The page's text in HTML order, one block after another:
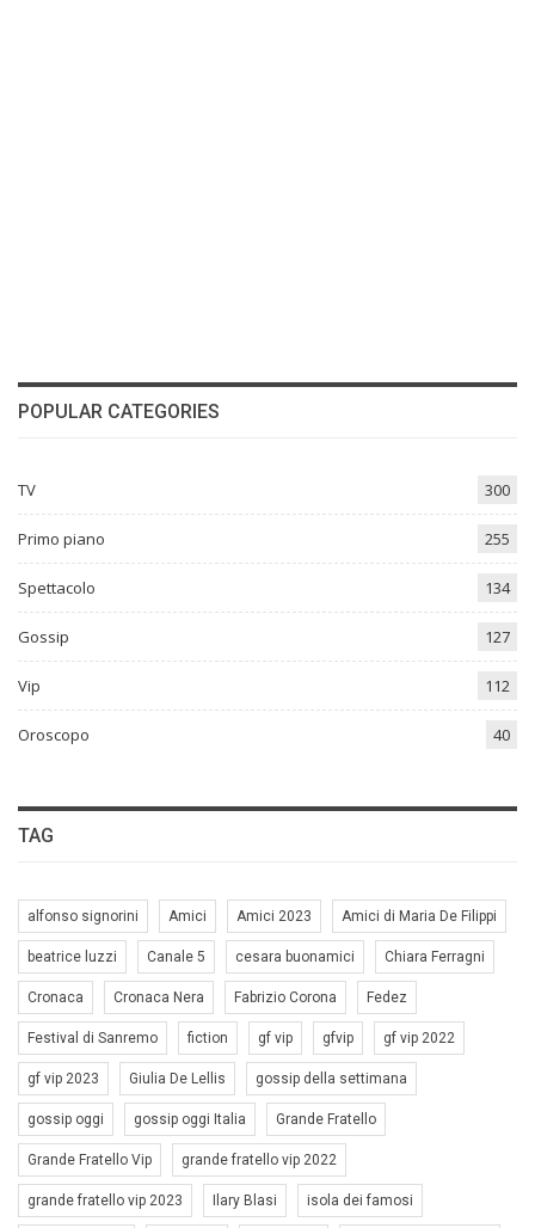
POPULAR CATEGORIES
TV 300
Primo piano 255
Spettacolo 134
Gossip 127
Vip 112
Oroscopo 40
TAG
alfonso signorini Amici Amici 2023 Amici di Maria De Filippi
beatrice luzzi Canale 5 cesara buonamici Chiara Ferragni
Cronaca Cronaca Nera Fabrizio Corona Fedez
Festival di Sanremo fiction gf vip gfvip gf vip 2022
gf vip 2023 Giulia De Lellis gossip della settimana
gossip oggi gossip oggi Italia Grande Fratello
Grande Fratello Vip grande fratello vip 2022
grande fratello vip 2023 Ilary Blasi isola dei famosi